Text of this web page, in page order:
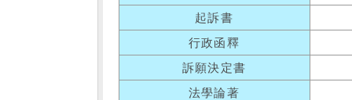
起訴書
行政函釋
訴願決定書
法學論著